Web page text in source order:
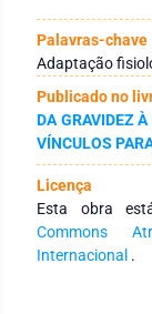
cólicas, comuns
papel dos
Especialista em
torna-se,
dos pais e da
extrauterina.
Palavras-chave
Adaptação
Publicado no
DA GRAVIDEZ
VÍNCULOS
Licença
Esta obra
Commons
Internacional .